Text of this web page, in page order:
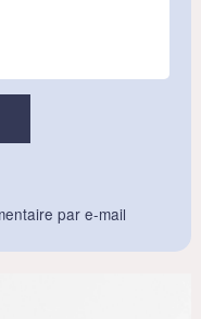
par e-mail